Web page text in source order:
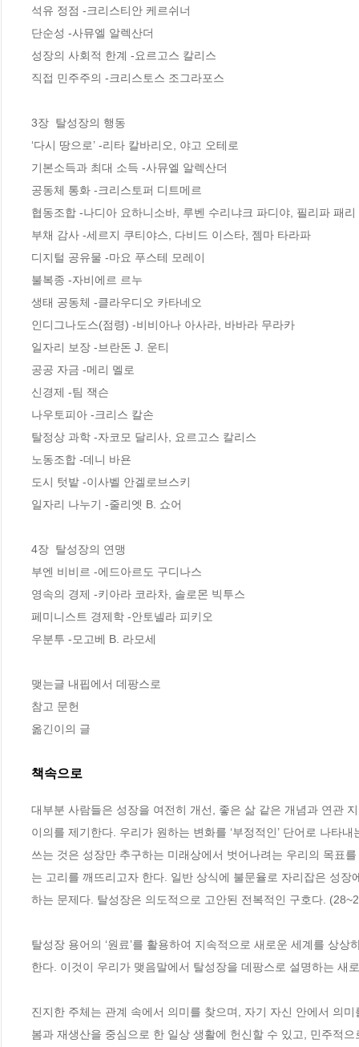
석유 정점 -크리스티안 케르쉬너
단순성 -사뮤엘 알렉산더
성장의 사회적 한계 -요르고스 칼리스
직접 민주주의 -크리스토스 조그라포스
3장  탈성장의 행동
‘다시 땅으로’ -리타 칼바리오, 야고 오테로
기본소득과 최대 소득 -사뮤엘 알렉산더
공동체 통화 -크리스토퍼 디트메르
협동조합 -나디아 요하니소바, 루벤 수리냐크 파디야, 필리파 패
부채 감사 -세르지 쿠티야스, 다비드 이스타, 젬마 타라파
디지털 공유물 -마요 푸스테 모레이
불복종 -자비에르 르누
생태 공동체 -클라우디오 카타네오
인디그나도스(점령) -비비아나 아사라, 바바라 무라카
일자리 보장 -브란돈 J. 운티
공공 자금 -메리 멜로
신경제 -팀 잭슨
나우토피아 -크리스 칼손
탈정상 과학 -자코모 달리사, 요르고스 칼리스
노동조합 -데니 바욘
도시 텃밭 -이사벨 안겔로브스키
일자리 나누기 -줄리엣 B. 쇼어
4장  탈성장의 연맹
부엔 비비르 -에드아르도 구디나스
영속의 경제 -키아라 코라차, 솔로몬 빅투스
페미니스트 경제학 -안토넬라 피키오
우분투 -모고베 B. 라모세
맺는글 내핍에서 데팡스로
참고 문헌
옮긴이의 글
책속으로
대부분 사람들은 성장을 여전히 개선, 좋은 삶 같은 개념과 연관
이의를 제기한다. 우리가 원하는 변화를 ‘부정적인’ 단어로 나타
쓰는 것은 성장만 추구하는 미래상에서 벗어나려는 우리의 목표
는 고리를 깨뜨리고자 한다. 일반 상식에 불문율로 자리잡은 성장
하는 문제다. 탈성장은 의도적으로 고안된 전복적인 구호다.
탈성장 용어의 ‘원료’를 활용하여 지속적으로 새로운 세계를 상
한다. 이것이 우리가 맺음말에서 탈성장을 데팡스로 설명하는 새
진지한 주체는 관계 속에서 의미를 찾으며, 자기 자신 안에서 의
봄과 재생산을 중심으로 한 일상 생활에 헌신할 수 있고, 민주적